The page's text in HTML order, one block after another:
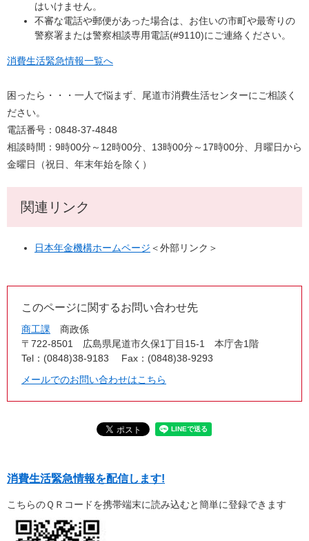
はいけません。
不審な電話や郵便があった場合は、お住いの市町や最寄りの
警察署または警察相談専用電話(#9110)にご連絡ください。
消費生活緊急情報一覧へ
困ったら・・・一人で悩まず、尾道市消費生活センターにご相談く
ださい。
電話番号：0848-37-4848
相談時間：9時00分～12時00分、13時00分～17時00分、月曜日から
金曜日（祝日、年末年始を除く）
関連リンク
日本年金機構ホームページ ＜外部リンク＞
このページに関するお問い合わせ先
商工課
商政係
〒722-8501
広島県尾道市久保1丁目15-1 本庁舎1階
Tel：(0848)38-9183
Fax：(0848)38-9293
メールでのお問い合わせはこちら
消費生活緊急情報を配信します!
こちらのＱＲコードを携帯端末に読み込むと簡単に登録できます